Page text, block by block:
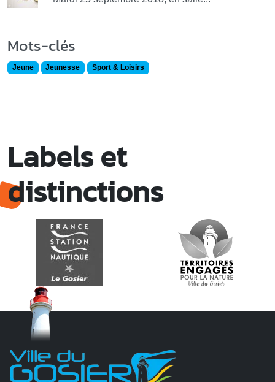
Mots-clés
Jeune Jeunesse Sport & Loisirs
Labels et
distinctions